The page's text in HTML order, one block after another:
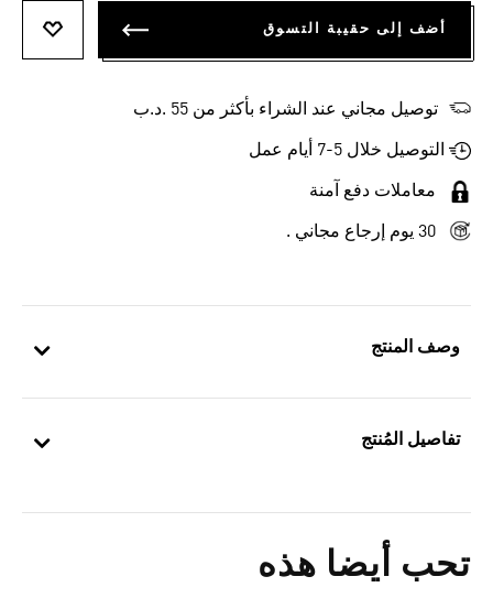
وصف المنتج
تفاصيل المُنتج
تحب أيضا هذه
أضف إلى حقيبة التسوق
توصيل مجاني عند الشراء بأكثر من 55 .د.ب‎
التوصيل خلال 5-7 أيام عمل
معاملات دفع آمنة